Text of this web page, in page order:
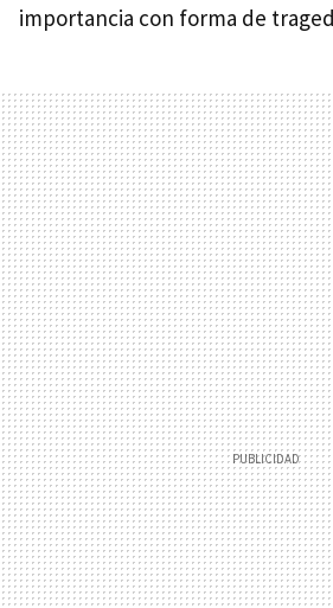
importancia con forma de